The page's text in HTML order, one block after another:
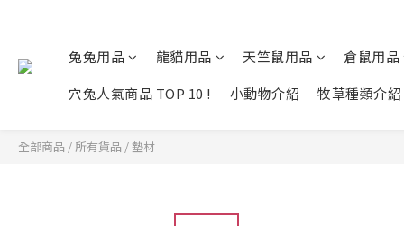
兔兔用品 龍貓用品 天竺鼠用品
倉鼠用品
穴兔人氣商品 TOP 10 !
小動物介紹 牧草種類介紹
全部商品 / 所有貨品 /墊材